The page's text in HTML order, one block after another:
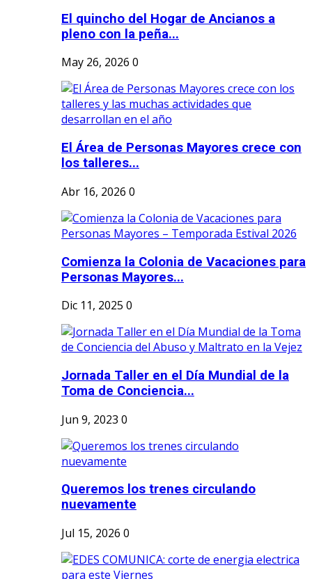
El quincho del Hogar de Ancianos a
pleno con la peña...
May 26, 2026 0
El Área de Personas Mayores crece con
los talleres...
Abr 16, 2026 0
Comienza la Colonia de Vacaciones para
Personas Mayores...
Dic 11, 2025 0
Jornada Taller en el Día Mundial de la
Toma de Conciencia...
Jun 9, 2023 0
Queremos los trenes circulando
nuevamente
Jul 15, 2026 0